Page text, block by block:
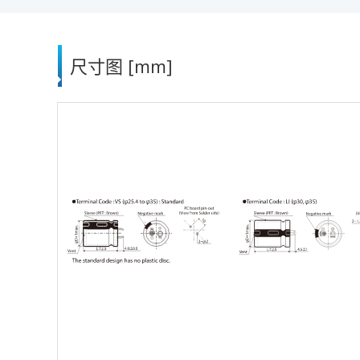
尺寸图 [mm]